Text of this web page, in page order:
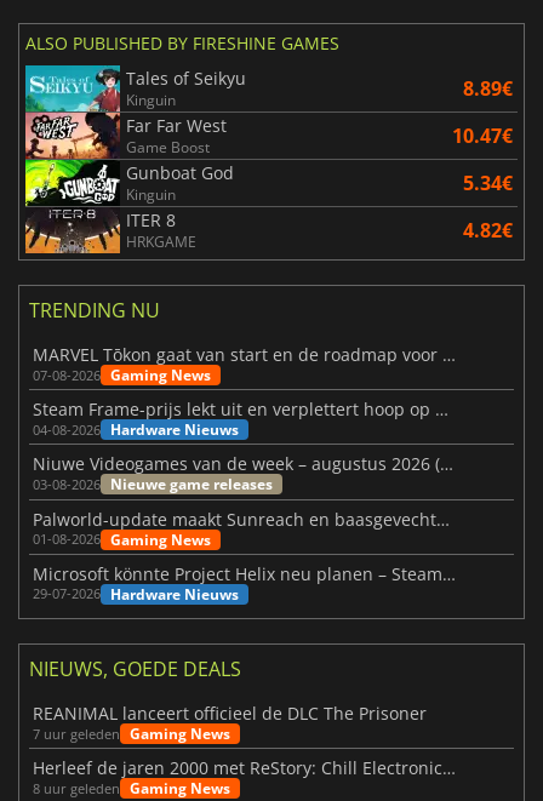
ALSO PUBLISHED BY FIRESHINE GAMES
Tales of Seikyu
Kinguin 8.89€
Far Far West
Game Boost 10.47€
Gunboat God
Kinguin 5.34€
ITER 8
HRKGAME 4.82€
TRENDING NU
MARVEL Tōkon gaat van start en de roadmap voor jaar 1 is bekendgemaakt
07-08-2026 Gaming News
Steam Frame-prijs lekt uit en verplettert hoop op betaalbare VR
04-08-2026 Hardware Nieuws
Niuwe Videogames van de week – augustus 2026 (week 32)
03-08-2026 Nieuwe game releases
Palworld-update maakt Sunreach en baasgevechten stabieler
01-08-2026 Gaming News
Microsoft könnte Project Helix neu planen – Steam-Support wackelt
29-07-2026 Hardware Nieuws
NIEUWS, GOEDE DEALS
REANIMAL lanceert officieel de DLC The Prisoner
7 uur geleden Gaming News
Herleef de jaren 2000 met ReStory: Chill Electronics Repairs
8 uur geleden Gaming News